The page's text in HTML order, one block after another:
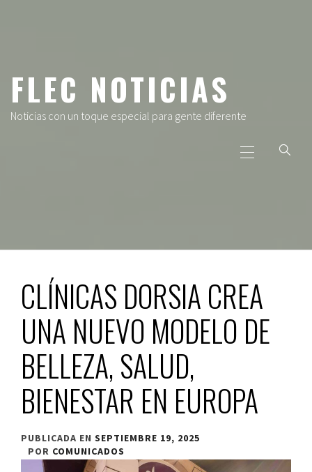
FLEC NOTICIAS
Noticias con un toque especial para gente diferente
principal
CLÍNICAS DORSIA CREA
UNA NUEVO MODELO DE
BELLEZA, SALUD,
BIENESTAR EN EUROPA
PUBLICADA EN SEPTIEMBRE 19, 2025
POR COMUNICADOS